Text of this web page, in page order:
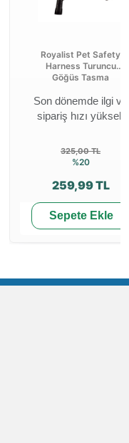
Royalist Pet Safety
Harness Turuncu
Göğüs Tasma
Son dönemde ilgi ve
sipariş hızı yüksek
325,00 TL
%20
259,99 TL
Sepete Ekle